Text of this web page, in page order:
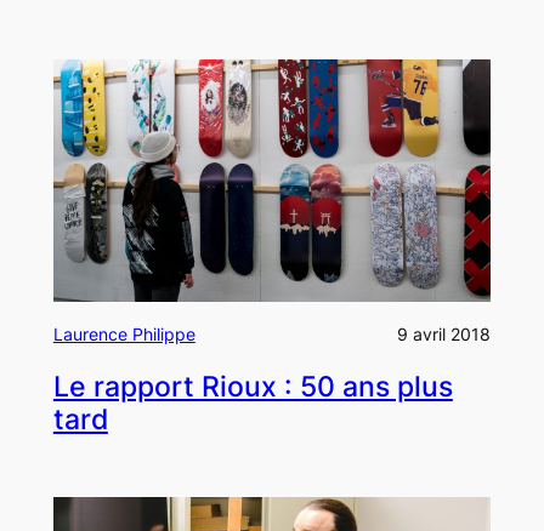
Laurence Philippe 9 avril 2018
Le rapport Rioux : 50 ans plus
tard